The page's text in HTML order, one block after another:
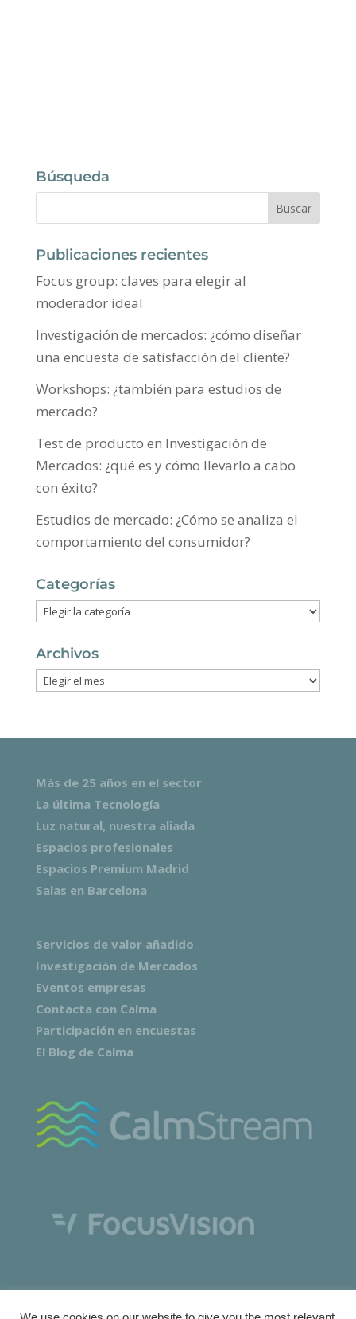
Búsqueda
Publicaciones recientes
Focus group: claves para elegir al
moderador ideal
Investigación de mercados: ¿cómo diseñar
una encuesta de satisfacción del cliente?
Workshops: ¿también para estudios de
mercado?
Test de producto en Investigación de
Mercados: ¿qué es y cómo llevarlo a cabo
con éxito?
Estudios de mercado: ¿Cómo se analiza el
comportamiento del consumidor?
Categorías
Categorías
Archivos
Archivos
Más de 25 años en el sector
La última Tecnología
Luz natural, nuestra aliada
Espacios profesionales
Espacios Premium Madrid
Salas en Barcelona
Servicios de valor añadido
Investigación de Mercados
Eventos empresas
Contacta con Calma
Participación en encuestas
El Blog de Calma